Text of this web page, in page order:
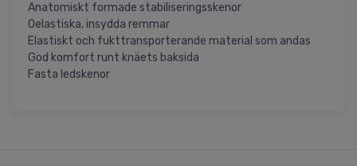
Anatomiskt formade stabiliseringsskenor
Oelastiska, insydda remmar
Elastiskt och fukttransporterande material som andas
God komfort runt knäets baksida
Fasta ledskenor